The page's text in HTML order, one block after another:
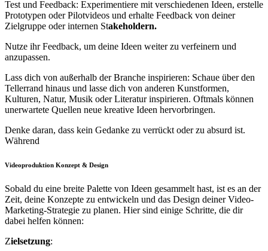
Test und Feedback: Experimentiere mit verschiedenen Ideen, erstelle
Prototypen oder Pilotvideos und erhalte Feedback von deiner
Zielgruppe oder internen Stakeholdern.
Nutze ihr Feedback, um deine Ideen weiter zu verfeinern und
anzupassen.
Lass dich von außerhalb der Branche inspirieren: Schaue über den
Tellerrand hinaus und lasse dich von anderen Kunstformen,
Kulturen, Natur, Musik oder Literatur inspirieren. Oftmals können
unerwartete Quellen neue kreative Ideen hervorbringen.
Denke daran, dass kein Gedanke zu verrückt oder zu absurd ist.
Während
Videoproduktion Konzept & Design
Sobald du eine breite Palette von Ideen gesammelt hast, ist es an der
Zeit, deine Konzepte zu entwickeln und das Design deiner Video-
Marketing-Strategie zu planen. Hier sind einige Schritte, die dir
dabei helfen können:
Zielsetzung: